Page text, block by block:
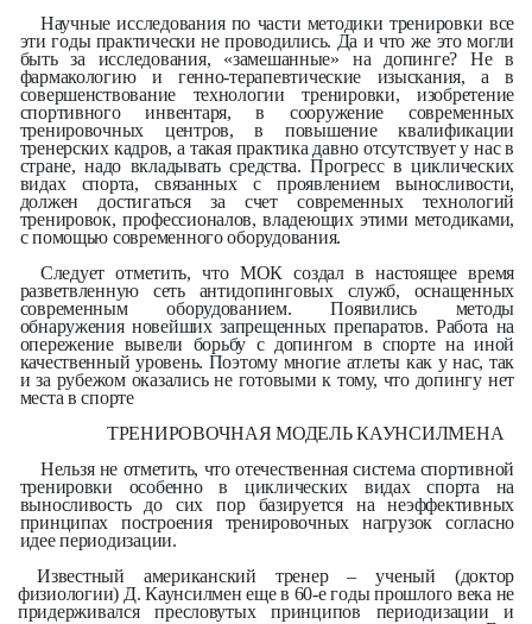
Научные исследования по части методики тренировки все
эти годы практически не проводились. Да и что же это могли
быть за исследования, «замешанные» на допинге? Не в
фармакологию и генно-терапевтические изыскания, а в
совершенствование технологии тренировки, изобретение
спортивного инвентаря, в сооружение современных
тренировочных центров, в повышение квалификации
тренерских кадров, а такая практика давно отсутствует у нас в
стране, надо вкладывать средства. Прогресс в циклических
видах спорта, связанных с проявлением выносливости,
должен достигаться за счет современных технологий
тренировок, профессионалов, владеющих этими методиками,
с помощью современного оборудования.
Следует отметить, что МОК создал в настоящее время
разветвленную сеть антидопинговых служб, оснащенных
современным оборудованием. Появились методы
обнаружения новейших запрещенных препаратов. Работа на
опережение вывели борьбу с допингом в спорте на иной
качественный уровень. Поэтому многие атлеты как у нас, так
и за рубежом оказались не готовыми к тому, что допингу нет
места в спорте
ТРЕНИРОВОЧНАЯ МОДЕЛЬ КАУНСИЛМЕНА
Нельзя не отметить, что отечественная система спортивной
тренировки особенно в циклических видах спорта на
выносливость до сих пор базируется на неэффективных
принципах построения тренировочных нагрузок согласно
идее периодизации.
Известный американский тренер – ученый (доктор
физиологии) Д. Каунсилмен еще в 60-е годы прошлого века не
придерживался пресловутых принципов периодизации и